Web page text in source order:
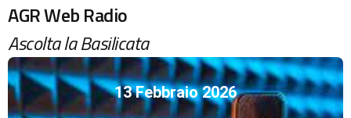
AGR Web Radio
Ascolta la Basilicata
13 Febbraio 2026